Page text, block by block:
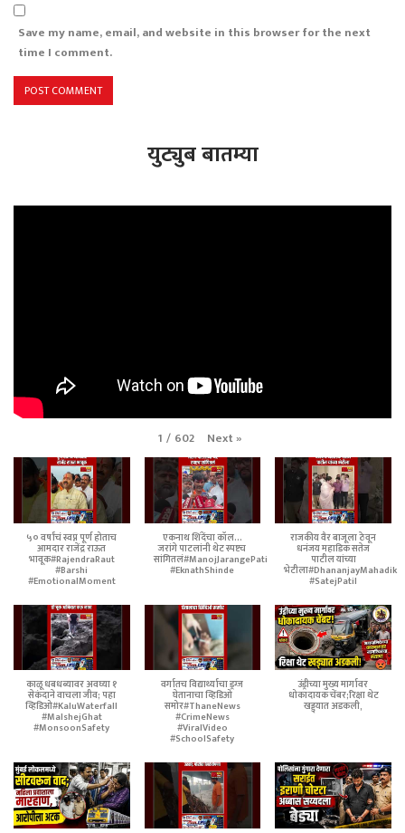
Save my name, email, and website in this browser for the next
time I comment.
युट्युब बातम्या
1 / 602 Next»
५० वर्षांचं स्वप्न पूर्ण होताच
आमदार राजेंद्र राऊत
भावूक#RajendraRaut
#Barshi
#EmotionalMoment
एकनाथ शिंदेंचा कॉल...
जरांगे पाटलांनी थेट स्पष्टच
सांगितलं#ManojJarangePatil
#EknathShinde
राजकीय वैर बाजूला ठेवून
धनंजय महाडिक सतेज
पाटील यांच्या
भेटीला#DhananjayMahadik
#SatejPatil
काळू धबधब्यावर अवघ्या १
सेकंदाने वाचला जीव; पहा
व्हिडिओ#KaluWaterfall
#MalshejGhat
#MonsoonSafety
वर्गातच विद्यार्थ्याचा ड्रग्ज
घेतानाचा व्हिडिओ
समोर#ThaneNews
#CrimeNews
#ViralVideo
#SchoolSafety
उंड्रीच्या मुख्य मार्गावर
धोकादायक चेंबर;रिक्षा थेट
खड्ड्यात अडकली,